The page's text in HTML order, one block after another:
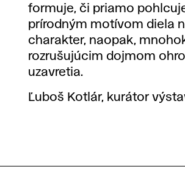
formuje, či priamo
prírodným motívom diela
charakter, naopak,
rozrušujúcim dojmom
uzavretia.
Ľuboš Kotlár, kurátor